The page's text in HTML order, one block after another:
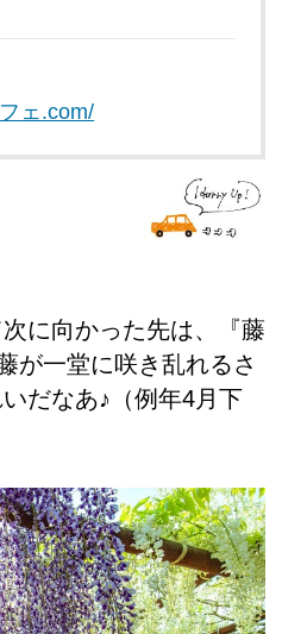
ェ.com/
に向かった先は、『藤
が一堂に咲き乱れるさ
だなあ♪（例年4月下